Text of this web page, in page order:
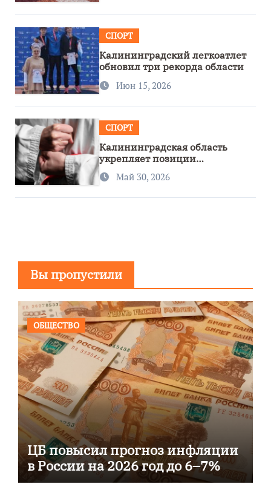
СПОРТ
Калининградский легкоатлет
обновил три рекорда области
Июн 15, 2026
СПОРТ
Калининградская область
укрепляет позиции
спортивного региона
Май 30, 2026
Вы пропустили
ОБЩЕСТВО
ЦБ повысил прогноз инфляции
в России на 2026 год до 6–7%